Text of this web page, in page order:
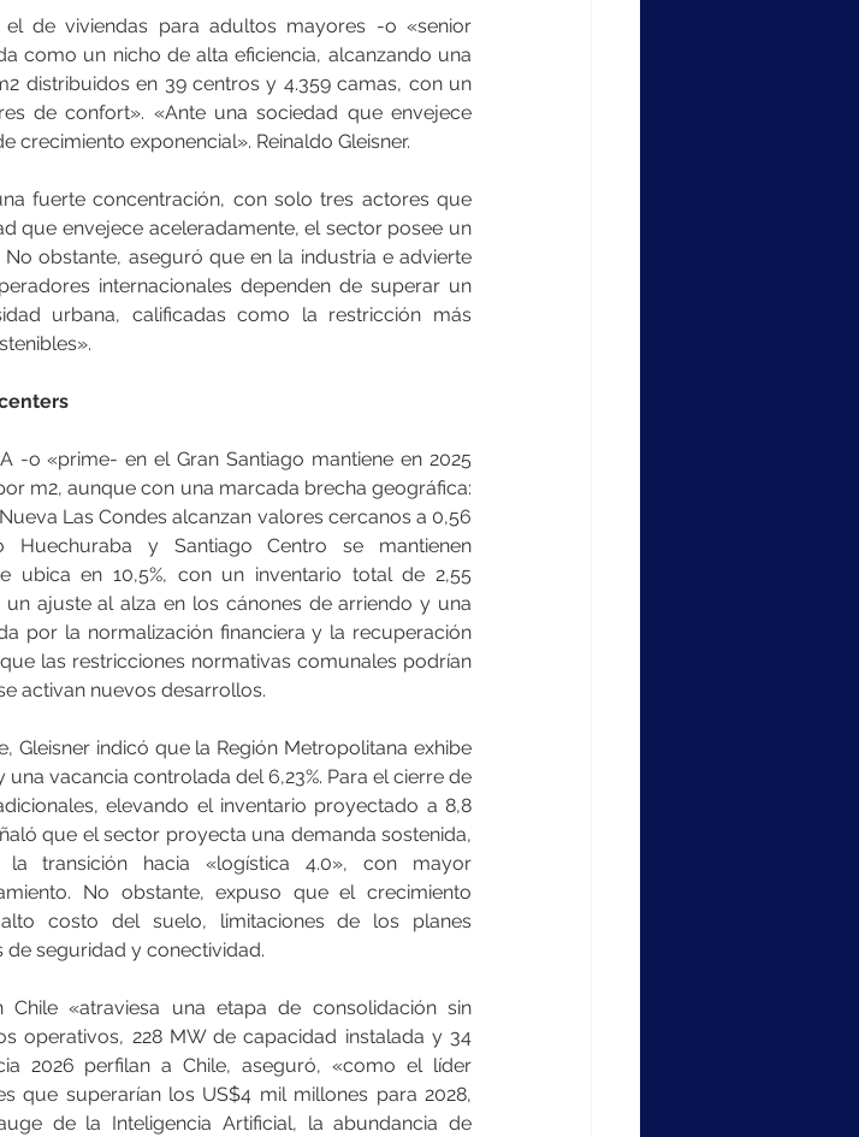
de viviendas para adultos mayores -o «senior
como un nicho de alta eficiencia, alcanzando una
distribuidos en 39 centros y 4.359 camas, con un
de confort». «Ante una sociedad que envejece
exponencial». Reinaldo Gleisner.
fuerte concentración, con solo tres actores que
que envejece aceleradamente, el sector posee un
obstante, aseguró que en la industria e advierte
internacionales dependen de superar un
urbana, calificadas como la restricción más
-o «prime- en el Gran Santiago mantiene en 2025
m2, aunque con una marcada brecha geográfica:
Las Condes alcanzan valores cercanos a 0,56
y Santiago Centro se mantienen
ubica en 10,5%, con un inventario total de 2,55
ajuste al alza en los cánones de arriendo y una
por la normalización financiera y la recuperación
las restricciones normativas comunales podrían
activan nuevos desarrollos.
Gleisner indicó que la Región Metropolitana exhibe
vacancia controlada del 6,23%. Para el cierre de
elevando el inventario proyectado a 8,8
que el sector proyecta una demanda sostenida,
transición hacia «logística 4.0», con mayor
No obstante, expuso que el crecimiento
costo del suelo, limitaciones de los planes
seguridad y conectividad.
«atraviesa una etapa de consolidación sin
operativos, 228 MW de capacidad instalada y 34
2026 perfilan a Chile, aseguró, «como el líder
que superarían los US$4 mil millones para 2028,
de la Inteligencia Artificial, la abundancia de